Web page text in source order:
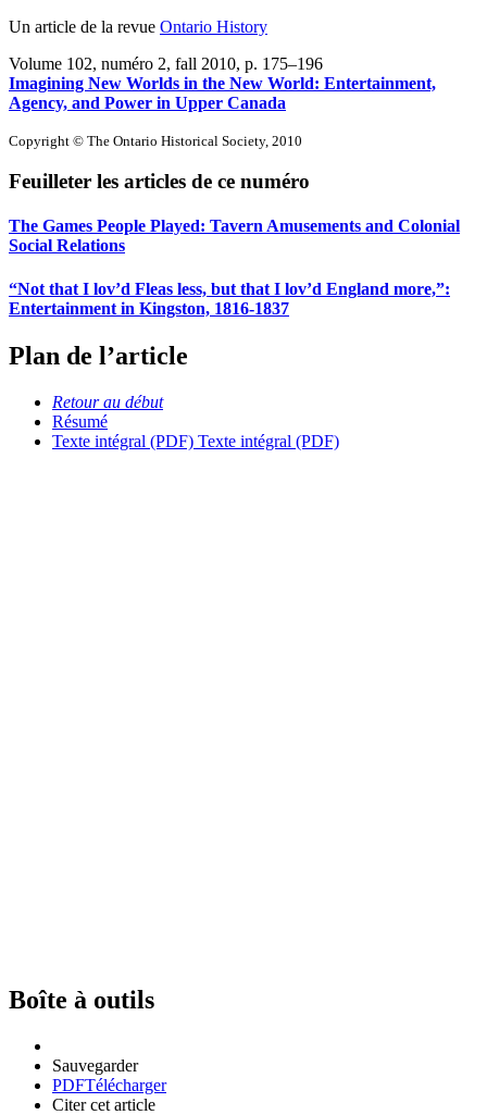
Un article de la revue Ontario History
Volume 102, numéro 2, fall 2010, p. 175–196
Imagining New Worlds in the New World: Entertainment,
Agency, and Power in Upper Canada
Copyright © The Ontario Historical Society, 2010
Feuilleter les articles de ce numéro
The Games People Played: Tavern Amusements and Colonial
Social Relations
“Not that I lov’d Fleas less, but that I lov’d England more,”:
Entertainment in Kingston, 1816-1837
Plan de l’article
Retour au début
Résumé
Texte intégral (PDF) Texte intégral (PDF)
Boîte à outils
Sauvegarder
PDFTélécharger
Citer cet article